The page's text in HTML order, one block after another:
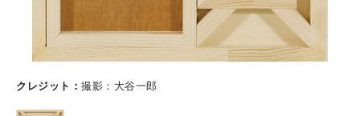
クレジット 撮影：大谷一郎